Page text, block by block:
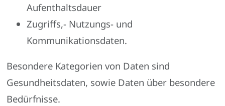
Aufenthaltsdauer
Zugriffs,- Nutzungs- und
Kommunikationsdaten.
Besondere Kategorien von Daten sind
Gesundheitsdaten, sowie Daten über besondere
Bedürfnisse.